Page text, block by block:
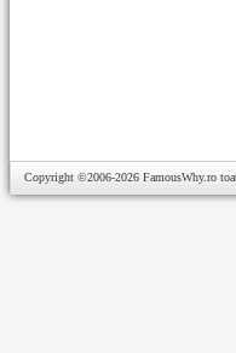
Copyright ©2006-2026 FamousWhy.ro